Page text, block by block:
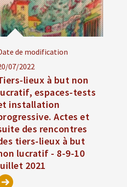
de modification
07/2022
lieux à but non
espaces-tests
installation
Actes et
des rencontres
tiers-lieux à but
lucratif - 8-9-10
2021